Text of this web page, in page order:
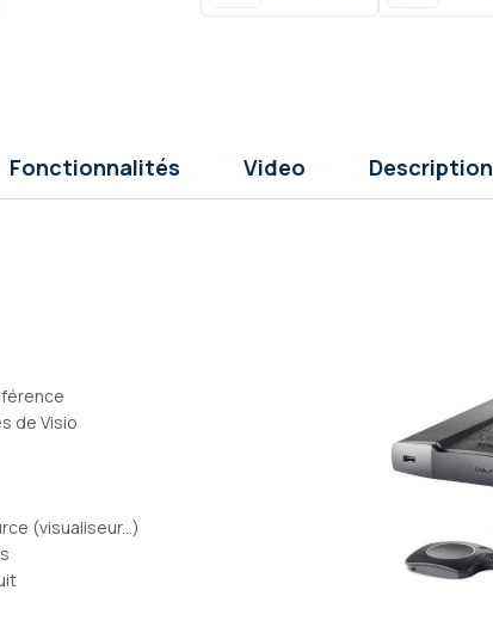
Fonctionnalités Video Description
de Visio
(visualiseur...)